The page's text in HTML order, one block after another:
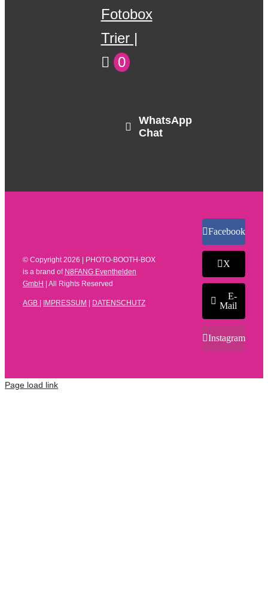
Fotobox
Trier
0
WhatsApp
Chat
© Copyright 2026 | PHOTO-BOOTH-BOX
is a brand of N8FANG Eventhelden
GmbH | All Rights Reserved
AGB | IMPRESSUM | DATENSCHUTZ
Facebook
X
E-
Mail
Instagram
Page load link